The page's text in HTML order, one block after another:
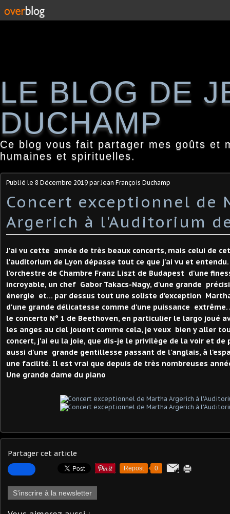
LE BLOG DE
DUCHAMP
Ce blog vous fait partager mes goûts et
humaines et spirituelles.
Publié le 8 Décembre 2019 par Jean François Duchamp
Concert exceptionnel de
Argerich à l'Auditorium
J'ai vu cette année de très beaux concerts, mais celui de
l'auditorium de Lyon dépasse tout ce que j'ai vu et
l'orchestre de Chambre Franz Liszt de Budapest d'une
incroyable, un chef Gabor Takacs-Nagy, d'une grande
énergie et... par dessus tout une soliste d'exception
d'une grande délicatesse comme d'une puissance extrême.
le concerto N° 1 de Beethoven, en particulier le largo joué
les anges au ciel jouent comme cela, je veux bien y aller
concert, j'ai eu la joie, que dis-je le privilège de la voir et de
aussi d'une grande gentillesse passant de l'anglais, à
une facilité. Il est vrai que depuis de très nombreuses
Une grande dame du piano
Partager cet article
Repost 0
S'inscrire à la newsletter